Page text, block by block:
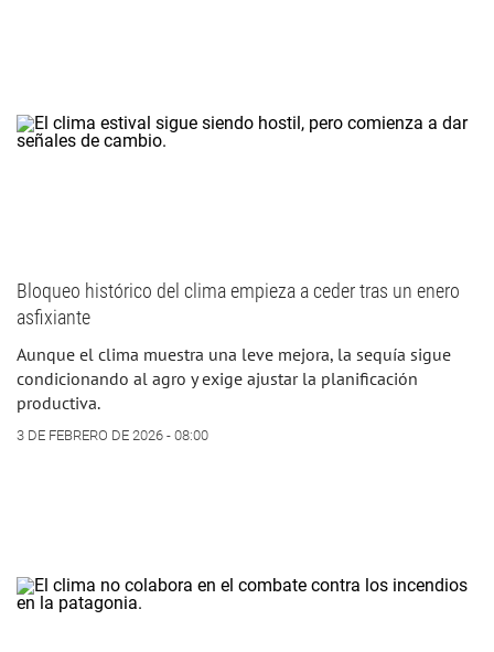
Bloqueo histórico del clima empieza a ceder tras un enero
asfixiante
Aunque el clima muestra una leve mejora, la sequía sigue
condicionando al agro y exige ajustar la planificación
productiva.
3 DE FEBRERO DE 2026 - 08:00